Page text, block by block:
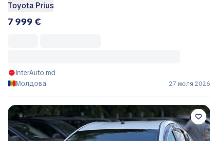
Toyota Prius
7 999 €
InterAuto.md
Молдова
27 июля 2026